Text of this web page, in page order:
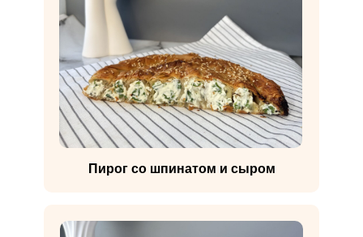
Пирог со шпинатом и сыром